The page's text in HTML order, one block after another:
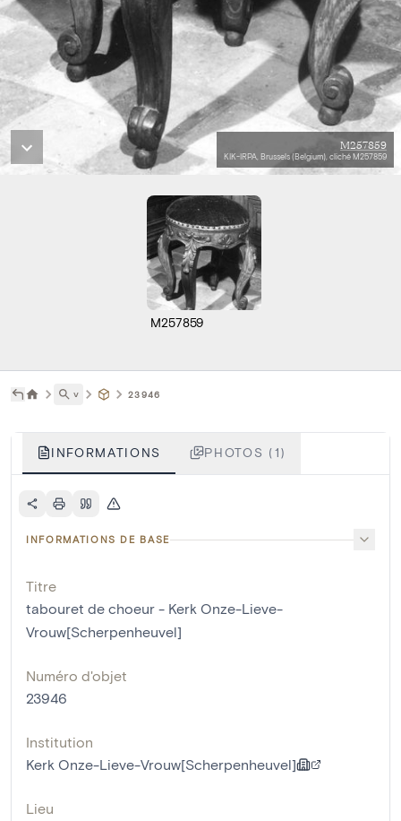
M257859
KIK-IRPA, Brussels (Belgium), cliché M257859
M257859
˅ 23946
INFORMATIONS PHOTOS (1)
INFORMATIONS DE BASE
Titre
tabouret de choeur - Kerk Onze-Lieve-
Vrouw[Scherpenheuvel]
Numéro d'objet
23946
Institution
Kerk Onze-Lieve-Vrouw[Scherpenheuvel]
Lieu